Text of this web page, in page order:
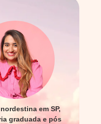
em SP,
graduada e pós